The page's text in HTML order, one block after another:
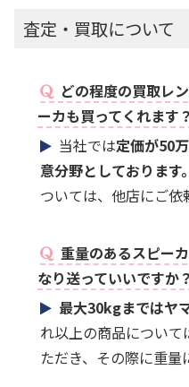
査定・買取について
どの程度の買取レ
ーカも買ってくれます？
当社では定価が50
意分野としております。
ついては、他店にご依
重量のあるスピー
なり送っていいですか？
最大30kgまではヤ
れ以上の商品について
ただき、その際に重量